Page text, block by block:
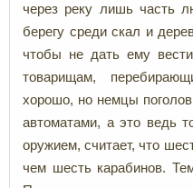
через реку лишь часть
берегу среди скал и
чтобы не дать ему
товарищам,
хорошо, но немцы
автоматами, а это ведь
оружием, считает, что
чем шесть карабинов.